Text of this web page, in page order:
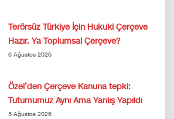
Terörsüz Türkiye İçin Hukuki Çerçeve
Hazır. Ya Toplumsal Çerçeve?
6 Ağustos 2026
Özel’den Çerçeve Kanuna tepki:
Tutumumuz Aynı Ama Yanlış Yapıldı
5 Ağustos 2026